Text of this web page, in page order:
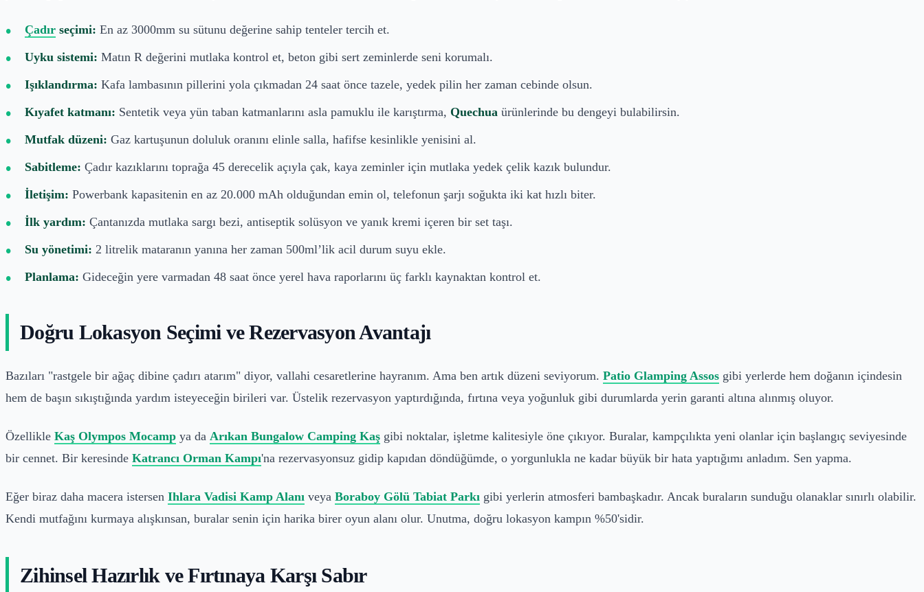
Çadır seçimi: En az 3000mm su sütunu değerine sahip tenteler tercih et.
Uyku sistemi: Matın R değerini mutlaka kontrol et, beton gibi sert zeminlerde seni korumalı.
Işıklandırma: Kafa lambasının pillerini yola çıkmadan 24 saat önce tazele, yedek pilin her zaman cebinde olsun.
Kıyafet katmanı: Sentetik veya yün taban katmanlarını asla pamuklu ile karıştırma, Quechua ürünlerinde bu dengeyi bulabilirsin.
Mutfak düzeni: Gaz kartuşunun doluluk oranını elinle salla, hafifse kesinlikle yenisini al.
Sabitleme: Çadır kazıklarını toprağa 45 derecelik açıyla çak, kaya zeminler için mutlaka yedek çelik kazık bulundur.
İletişim: Powerbank kapasitenin en az 20.000 mAh olduğundan emin ol, telefonun şarjı soğukta iki kat hızlı biter.
İlk yardım: Çantanızda mutlaka sargı bezi, antiseptik solüsyon ve yanık kremi içeren bir set taşı.
Su yönetimi: 2 litrelik mataranın yanına her zaman 500ml’lik acil durum suyu ekle.
Planlama: Gideceğin yere varmadan 48 saat önce yerel hava raporlarını üç farklı kaynaktan kontrol et.
Doğru Lokasyon Seçimi ve Rezervasyon Avantajı
Bazıları "rastgele bir ağaç dibine çadırı atarım" diyor, vallahi cesaretlerine hayranım. Ama ben artık düzeni seviyorum. Patio Glamping Assos gibi yerlerde hem doğanın içindesin
hem de başın sıkıştığında yardım isteyeceğin birileri var. Üstelik rezervasyon yaptırdığında, fırtına veya yoğunluk gibi durumlarda yerin garanti altına alınmış oluyor.
Özellikle Kaş Olympos Mocamp ya da Arıkan Bungalow Camping Kaş gibi noktalar, işletme kalitesiyle öne çıkıyor. Buralar, kampçılıkta yeni olanlar için başlangıç seviyesinde
bir cennet. Bir keresinde Katrancı Orman Kampı'na rezervasyonsuz gidip kapıdan döndüğümde, o yorgunlukla ne kadar büyük bir hata yaptığımı anladım. Sen yapma.
Eğer biraz daha macera istersen Ihlara Vadisi Kamp Alanı veya Boraboy Gölü Tabiat Parkı gibi yerlerin atmosferi bambaşkadır. Ancak buraların sunduğu olanaklar sınırlı olabilir.
Kendi mutfağını kurmaya alışkınsan, buralar senin için harika birer oyun alanı olur. Unutma, doğru lokasyon kampın %50'sidir.
Zihinsel Hazırlık ve Fırtınaya Karşı Sabır